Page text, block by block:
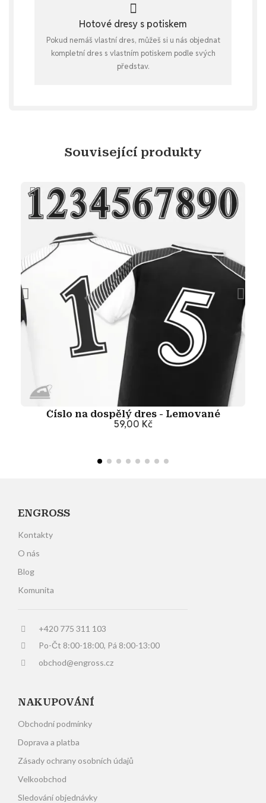
Hotové dresy s potiskem
Pokud nemáš vlastní dres, můžeš si u nás objednat
kompletní dres s vlastním potiskem podle svých
představ.
Související produkty
Číslo na dospělý dres - Lemované
59,00 Kč
Přidat do košíku
ENGROSS
Kontakty
O nás
Blog
Komunita
+420 775 311 103
Po-Čt 8:00-18:00, Pá 8:00-13:00
obchod@engross.cz
NAKUPOVÁNÍ
Obchodní podmínky
Doprava a platba
Zásady ochrany osobních údajů
Velkoobchod
Sledování objednávky